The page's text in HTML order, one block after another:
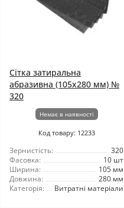
Сітка затиральна
абразивна (105x280 мм) №
320
Немає в наявності
Код товару: 12233
Зернистість:
320
Фасовка:
10 шт
Ширина:
105 мм
Довжина:
280 мм
Категорія:
Витратні матеріали